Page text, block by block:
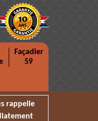
Façadier
59
rappelle